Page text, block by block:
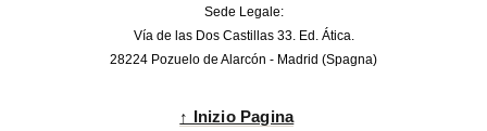
Sede Legale:
Vía de las Dos Castillas 33. Ed. Ática.
28224 Pozuelo de Alarcón - Madrid (Spagna)
↑ Inizio Pagina